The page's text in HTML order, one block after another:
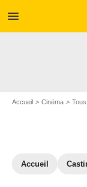
menu
Accueil Cinéma
Accueil